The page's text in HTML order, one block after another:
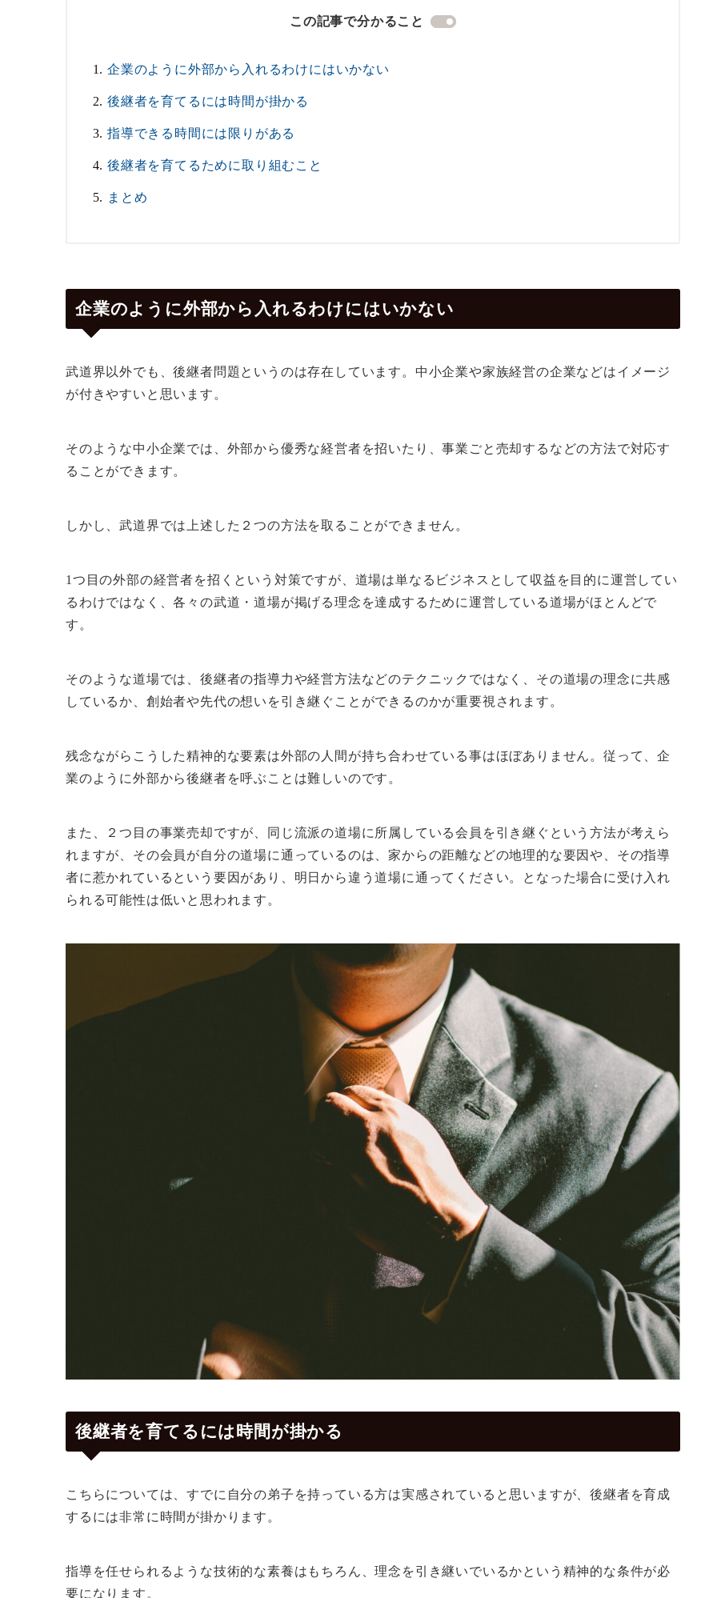
この記事で分かること
企業のように外部から入れるわけにはいかない
後継者を育てるには時間が掛かる
指導できる時間には限りがある
後継者を育てるために取り組むこと
まとめ
企業のように外部から入れるわけにはいかない
武道界以外でも、後継者問題というのは存在しています。中小企業や家族経営の企業などはイメージ
が付きやすいと思います。
そのような中小企業では、外部から優秀な経営者を招いたり、事業ごと売却するなどの方法で対応す
ることができます。
しかし、武道界では上述した２つの方法を取ることができません。
1つ目の外部の経営者を招くという対策ですが、道場は単なるビジネスとして収益を目的に運営してい
るわけではなく、各々の武道・道場が掲げる理念を達成するために運営している道場がほとんどで
す。
そのような道場では、後継者の指導力や経営方法などのテクニックではなく、その道場の理念に共感
しているか、創始者や先代の想いを引き継ぐことができるのかが重要視されます。
残念ながらこうした精神的な要素は外部の人間が持ち合わせている事はほぼありません。従って、企
業のように外部から後継者を呼ぶことは難しいのです。
また、２つ目の事業売却ですが、同じ流派の道場に所属している会員を引き継ぐという方法が考えら
れますが、その会員が自分の道場に通っているのは、家からの距離などの地理的な要因や、その指導
者に惹かれているという要因があり、明日から違う道場に通ってください。となった場合に受け入れ
られる可能性は低いと思われます。
後継者を育てるには時間が掛かる
こちらについては、すでに自分の弟子を持っている方は実感されていると思いますが、後継者を育成
するには非常に時間が掛かります。
指導を任せられるような技術的な素養はもちろん、理念を引き継いでいるかという精神的な条件が必
要になります。